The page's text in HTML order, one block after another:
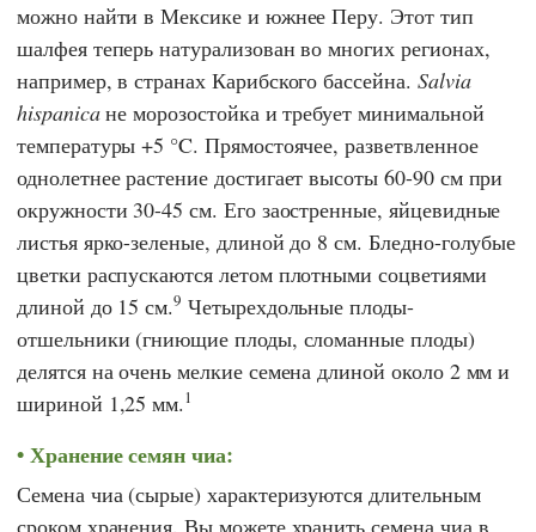
можно найти в Мексике и южнее Перу. Этот тип
шалфея теперь натурализован во многих регионах,
например, в странах Карибского бассейна. Salvia
hispanicaне морозостойка и требует минимальной
температуры +5 °C. Прямостоячее, разветвленное
однолетнее растение достигает высоты 60-90 см при
окружности 30-45 см. Его заостренные, яйцевидные
листья ярко-зеленые, длиной до 8 см. Бледно-голубые
цветки распускаются летом плотными соцветиями
длиной до 15 см.9 Четырехдольные плоды-
отшельники (гниющие плоды, сломанные плоды)
делятся на очень мелкие семена длиной около 2 мм и
шириной 1,25 мм.1
Хранение семян чиа:
Семена чиа (сырые) характеризуются длительным
сроком хранения. Вы можете хранить семена чиа в